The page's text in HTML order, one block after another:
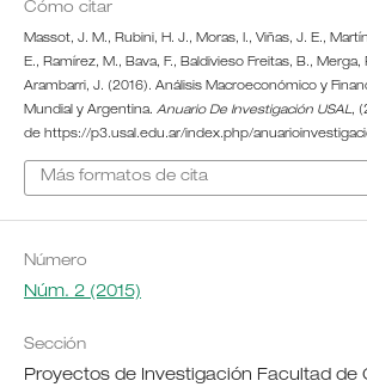
Cómo citar
Massot, J. M., Rubini, H. J., Moras, I., Viñas, J. E.,
E., Ramírez, M., Bava, F., Baldivieso Freitas, B.,
Arambarri, J. (2016). Análisis Macroeconómico y
Mundial y Argentina. Anuario De Investigación USAL,
de https://p3.usal.edu.ar/index.php/
Más formatos de cita
Número
Núm. 2 (2015)
Sección
Proyectos de Investigación Facultad de